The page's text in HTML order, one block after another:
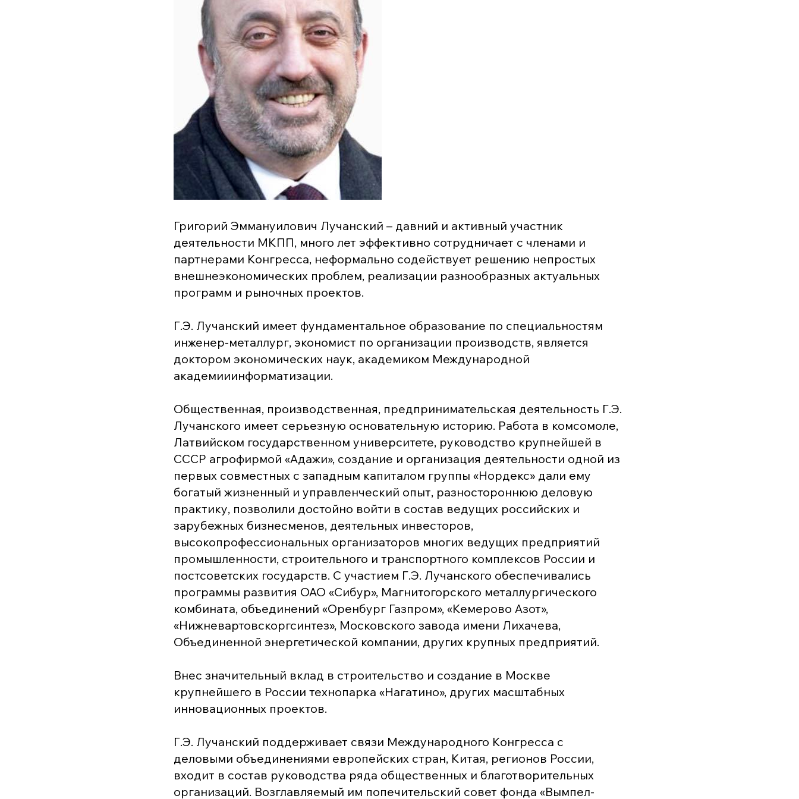
Григорий Эммануилович Лучанский – давний и активный участник
деятельности МКПП, много лет эффективно сотрудничает с членами и
партнерами Конгресса, неформально содействует решению непростых
внешнеэкономических проблем, реализации разнообразных актуальных
программ и рыночных проектов.
Г.Э. Лучанский имеет фундаментальное образование по специальностям
инженер-металлург, экономист по организации производств, является
доктором экономических наук, академиком Международной
академииинформатизации.
Общественная, производственная, предпринимательская деятельность Г.Э.
Лучанского имеет серьезную основательную историю. Работа в комсомоле,
Латвийском государственном университете, руководство крупнейшей в
СССР агрофирмой «Адажи», создание и организация деятельности одной из
первых совместных с западным капиталом группы «Нордекс» дали ему
богатый жизненный и управленческий опыт, разностороннюю деловую
практику, позволили достойно войти в состав ведущих российских и
зарубежных бизнесменов, деятельных инвесторов,
высокопрофессиональных организаторов многих ведущих предприятий
промышленности, строительного и транспортного комплексов России и
постсоветских государств. С участием Г.Э. Лучанского обеспечивались
программы развития ОАО «Сибур», Магнитогорского металлургического
комбината, объединений «Оренбург Газпром», «Кемерово Азот»,
«Нижневартовскоргсинтез», Московского завода имени Лихачева,
Объединенной энергетической компании, других крупных предприятий.
Внес значительный вклад в строительство и создание в Москве
крупнейшего в России технопарка «Нагатино», других масштабных
инновационных проектов.
Г.Э. Лучанский поддерживает связи Международного Конгресса с
деловыми объединениями европейских стран, Китая, регионов России,
входит в состав руководства ряда общественных и благотворительных
организаций. Возглавляемый им попечительский совет фонда «Вымпел-